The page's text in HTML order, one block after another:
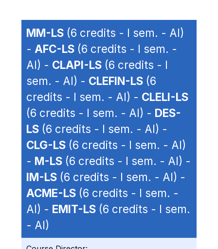
MM-LS (6 credits - I sem. - AI)
- AFC-LS (6 credits - I sem. -
AI) - CLAPI-LS (6 credits - I
sem. - AI) - CLEFIN-LS (6
credits - I sem. - AI) - CLELI-LS
(6 credits - I sem. - AI) - DES-
LS (6 credits - I sem. - AI) -
CLG-LS (6 credits - I sem. - AI)
- M-LS (6 credits - I sem. - AI) -
IM-LS (6 credits - I sem. - AI) -
ACME-LS (6 credits - I sem. -
AI) - EMIT-LS (6 credits - I sem.
- AI)